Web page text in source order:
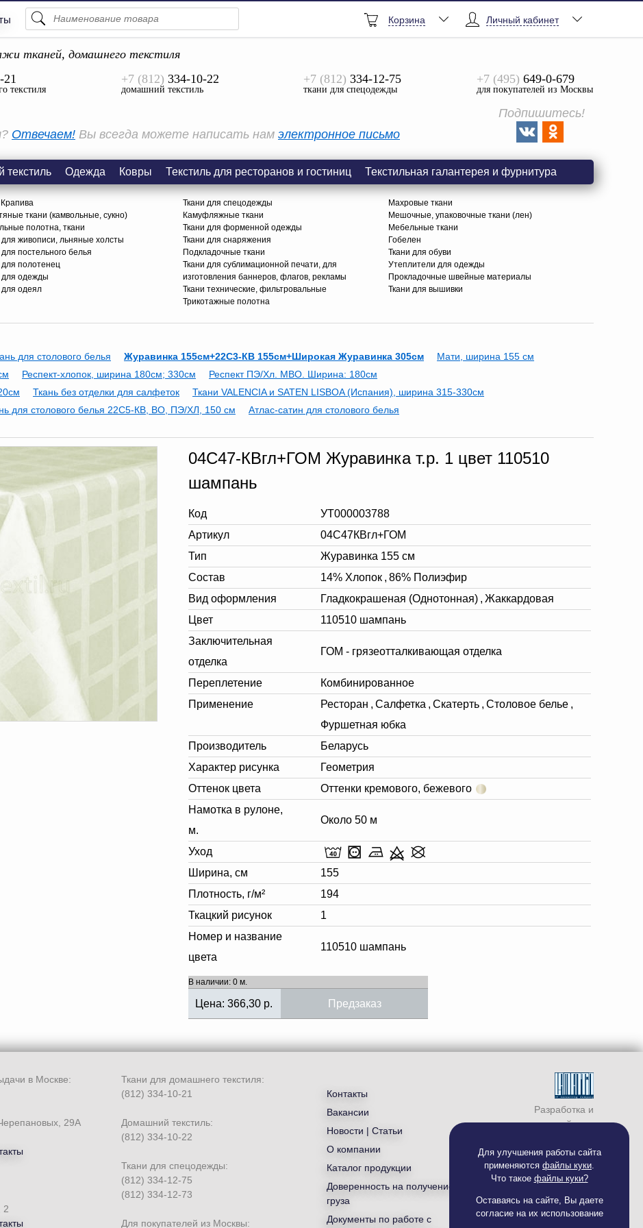
Для улучшения работы сайта
применяются файлы куки.
Что такое файлы куки?
Оставаясь на сайте, Вы даете
согласие на их использование
Просмотреть Все
Личный кабинет
Корзина
тканей, домашнего текстиля
21
текстиля
+7 (812) 334-10-22
домашний текстиль
+7 (812) 334-12-75
ткани для спецодежды
+7 (495) 649-0-679
для покупателей из Москвы
Отвечаем! Вы всегда можете написать нам электронное письмо
Подпишитесь!
Одежда Ковры Текстиль для ресторанов и гостиниц Текстильная галантерея и фурнитура
Крапива
ткани (камвольные, сукно)
полотна, ткани
для живописи, льняные холсты
для постельного белья
для полотенец
для одежды
для одеял
Ткани для спецодежды
Камуфляжные ткани
Ткани для форменной одежды
Ткани для снаряжения
Подкладочные ткани
Ткани для сублимационной печати, для
изготовления баннеров, флагов, рекламы
Ткани технические, фильтровальные
Трикотажные полотна
Махровые ткани
Мешочные, упаковочные ткани (лен)
Мебельные ткани
Гобелен
Ткани для обуви
Утеплители для одежды
Прокладочные швейные материалы
Ткани для вышивки
для столового белья Журавинка 155см+22С3-КВ 155см+Широкая Журавинка 305см
Мати, ширина 155 см
Респект-хлопок, ширина 180см; 330см
Респект ПЭ/Хл. МВО. Ширина: 180см
Ткань без отделки для салфеток
Ткани VALENCIA и SATEN LISBOA (Испания), ширина 315-330см
для столового белья 22С5-КВ, ВО, ПЭ/ХЛ, 150 см Атлас-сатин для столового белья
04С47-КВгл+ГОМ Журавинка т.р. 1 цвет 110510
шампань
Код
УТ000003788
Артикул
04C47КВгл+ГОМ
Тип
Журавинка 155 см
Состав
14% Хлопок , 86% Полиэфир
Вид оформления
Гладкокрашеная (Однотонная) , Жаккардовая
Цвет
110510 шампань
Заключительная
отделка
ГОМ - грязеотталкивающая отделка
Переплетение
Комбинированное
Применение
Ресторан , Салфетка , Скатерть , Столовое белье ,
Фуршетная юбка
Производитель
Беларусь
Характер рисунка
Геометрия
Оттенок цвета
Оттенки кремового, бежевого
Намотка в рулоне,
м.
Около 50 м
Уход
Ширина, см
155
Плотность, г/м²
194
Ткацкий рисунок
1
Номер и название
цвета
110510 шампань
В наличии: 0 м.
Цена: 366,30 р. Предзаказ
Разработка и
продвижение сайта —
в Москве:
29А
2
Ткани для домашнего текстиля:
(812) 334-10-21
Домашний текстиль:
(812) 334-10-22
Ткани для спецодежды:
(812) 334-12-75
(812) 334-12-73
Для покупателей из Москвы:
Контакты
Вакансии
Новости | Статьи
О компании
Каталог продукции
Доверенность на получение
груза
Документы по работе с